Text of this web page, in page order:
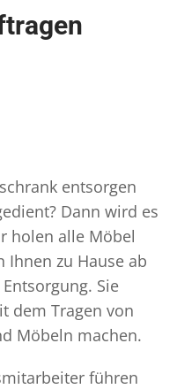
entsorgen
Dann wird es
holen alle Möbel
Ihnen zu Hause ab
Sie
dem Tragen von
Möbeln machen.
führen